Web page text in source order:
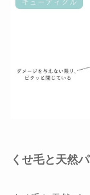
くせ毛と天然